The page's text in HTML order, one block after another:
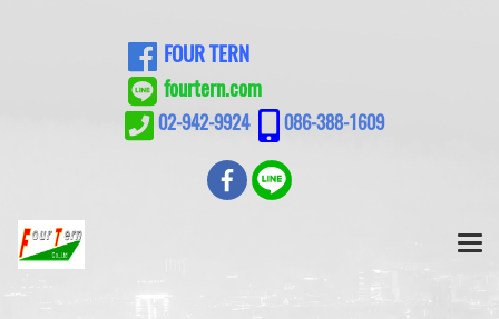
FOUR TERN
fourtern.com
02-942-9924 086-388-1609